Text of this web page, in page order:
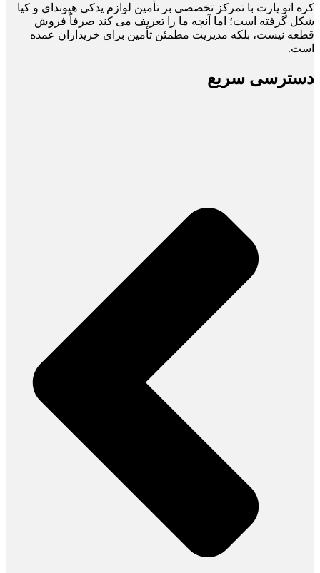
کره اتو پارت با تمرکز تخصصی بر تأمین لوازم یدکی هیوندای و کیا
شکل گرفته است؛ اما آنچه ما را تعریف می ‌کند صرفاً فروش
قطعه نیست، بلکه مدیریت مطمئن تأمین برای خریداران عمده
است.
دسترسی سریع